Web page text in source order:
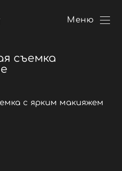
Меню
съемка
с ярким макияжем